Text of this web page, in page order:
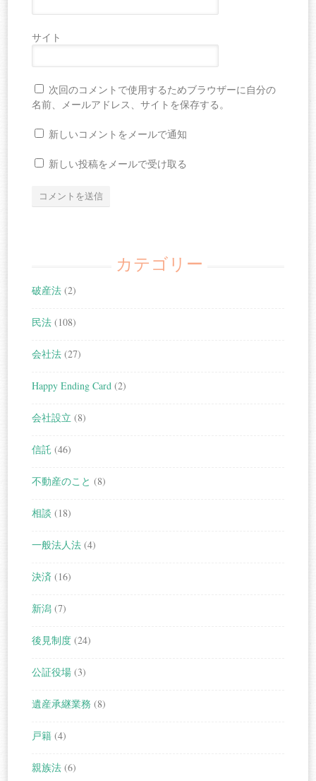
サイト
次回のコメントで使用するためブラウザーに自分の
名前、メールアドレス、サイトを保存する。
新しいコメントをメールで通知
新しい投稿をメールで受け取る
カテゴリー
破産法 (2)
民法 (108)
会社法 (27)
Happy Ending Card (2)
会社設立 (8)
信託 (46)
不動産のこと (8)
相談 (18)
一般法人法 (4)
決済 (16)
新潟 (7)
後見制度 (24)
公証役場 (3)
遺産承継業務 (8)
戸籍 (4)
親族法 (6)